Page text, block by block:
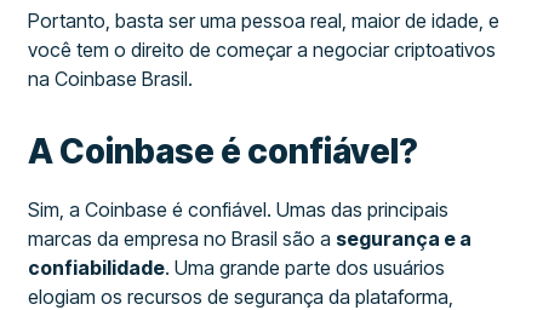
Portanto, basta ser uma pessoa real, maior de idade, e
você tem o direito de começar a negociar criptoativos
na Coinbase Brasil.
A Coinbase é confiável?
Sim, a Coinbase é confiável. Umas das principais
marcas da empresa no Brasil são a segurança e a
confiabilidade. Uma grande parte dos usuários
elogiam os recursos de segurança da plataforma,